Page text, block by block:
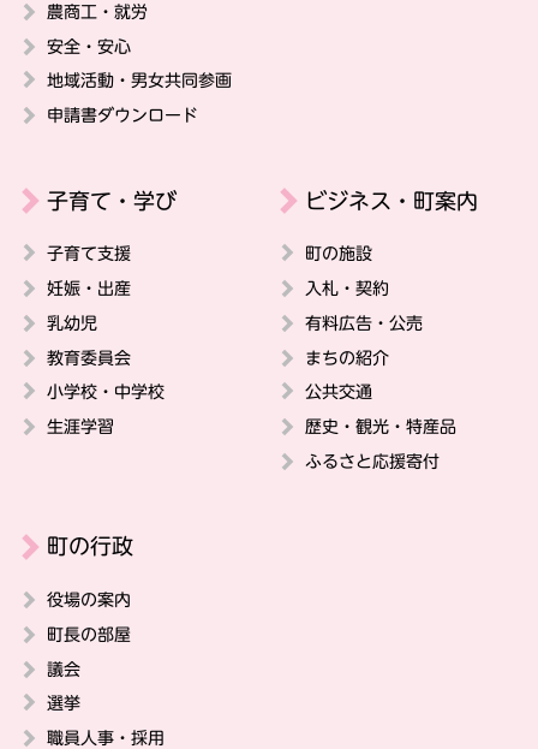
農商工・就労
安全・安心
地域活動・男女共同参画
申請書ダウンロード
子育て・学び
子育て支援
妊娠・出産
乳幼児
教育委員会
小学校・中学校
生涯学習
ビジネス・町案内
町の施設
入札・契約
有料広告・公売
まちの紹介
公共交通
歴史・観光・特産品
ふるさと応援寄付
町の行政
役場の案内
町長の部屋
議会
選挙
職員人事・採用